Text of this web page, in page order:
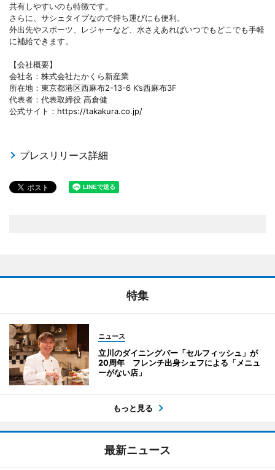
共有しやすいのも特徴です。
さらに、サシェタイプなので持ち運びにも便利。
外出先やスポーツ、レジャーなど、水さえあればいつでもどこでも手軽
に補給できます。
【会社概要】
会社名：株式会社たかくら新産業
所在地：東京都港区西麻布2-13-6 K’s西麻布3F
代表者：代表取締役 高倉健
公式サイト： https://takakura.co.jp/
プレスリリース詳細
特集
ニュース
立川のダイニングバー「セルフィッシュ」が
20周年 フレンチ出身シェフによる「メニュ
ーがない店」
もっと見る
最新ニュース